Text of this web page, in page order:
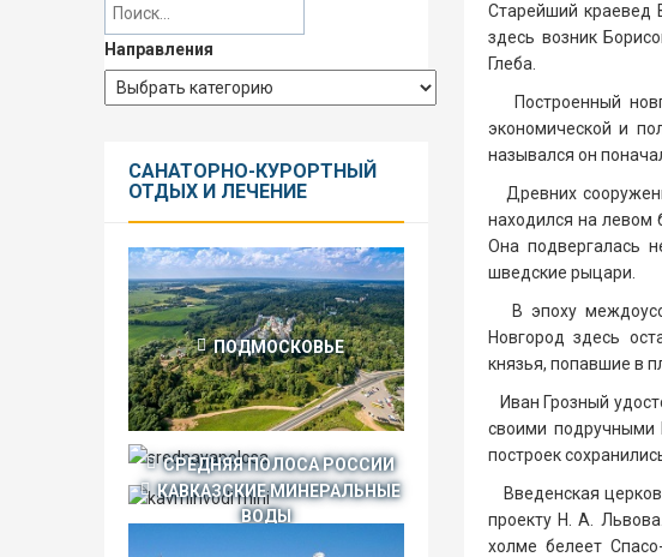
Старейший краевед
здесь возник
Глеба.
Построенный
экономической и
назывался он
Древних
находился на левом
Она подвергалась
шведские рыцари.
В эпоху
Новгород здесь
князья, попавшие в
Иван Грозный
своими подручными
построек
Введенская
проекту Н. А.
холме белеет
Направления
САНАТОРНО-КУРОРТНЫЙ
ОТДЫХ И ЛЕЧЕНИЕ
ПОДМОСКОВЬЕ
СРЕДНЯЯ ПОЛОСА РОССИИ
КАВКАЗСКИЕ МИНЕРАЛЬНЫЕ
ВОДЫ